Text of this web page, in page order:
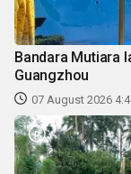
Bandara Mutiara
Guangzhou
07 August 2026